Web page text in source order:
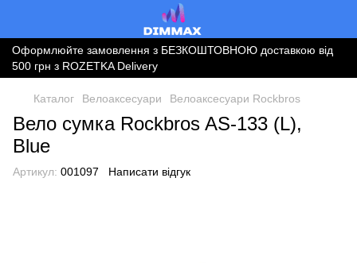
Оформлюйте замовлення з БЕЗКОШТОВНОЮ доставкою від
500 грн з ROZETKA Delivery
Каталог Велоаксесуари Велоаксесуари Rockbros
Вело сумка Rockbros AS-133 (L),
Blue
Артикул: 001097 Написати відгук